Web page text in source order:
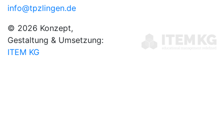
info@tpzlingen.de
© 2026 Konzept,
Gestaltung & Umsetzung:
ITEM KG